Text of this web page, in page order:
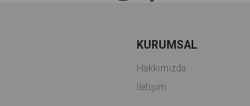
KURUMSAL
Hakkımızda
İletişim